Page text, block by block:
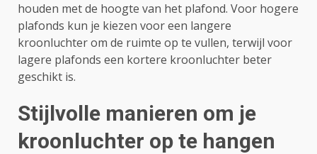
houden met de hoogte van het plafond. Voor hogere
plafonds kun je kiezen voor een langere
kroonluchter om de ruimte op te vullen, terwijl voor
lagere plafonds een kortere kroonluchter beter
geschikt is.
Stijlvolle manieren om je
kroonluchter op te hangen